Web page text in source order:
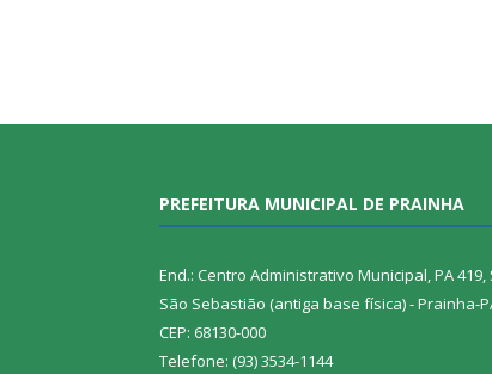
PREFEITURA MUNICIPAL DE PRAINHA
End.: Centro Administrativo Municipal, PA 419,
São Sebastião (antiga base física) - Prainha-
CEP: 68130-000
Telefone: (93) 3534-1144